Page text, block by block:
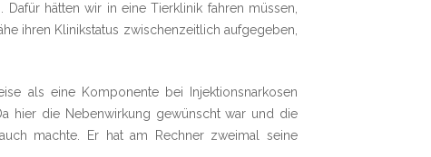
hätten wir in eine Tierklinik fahren müssen,
ihren Klinikstatus zwischenzeitlich aufgegeben,
als eine Komponente bei Injektionsnarkosen
hier die Nebenwirkung gewünscht war und die
machte. Er hat am Rechner zweimal seine